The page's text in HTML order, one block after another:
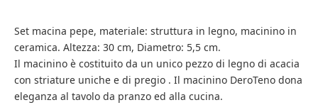
Set macina pepe, materiale: struttura in legno, macinino in
ceramica. Altezza: 30 cm, Diametro: 5,5 cm.
Il macinino è costituito da un unico pezzo di legno di acacia
con striature uniche e di pregio . Il macinino DeroTeno dona
eleganza al tavolo da pranzo ed alla cucina.